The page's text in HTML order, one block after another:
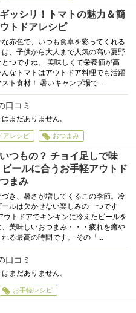
ッシリ！トマトの魅力＆簡
トドアレシピ
な赤色で、いつも食卓を彩ってくれる
は、子供から大人まで人気の高い夏野
とつですね。 美味しくて栄養価が高
んなトマトはアウトドア料理でも活躍
スト食材！ 暑いキャンプ場で...
口コミ
まだありません。
アレシピ おつまみ
つもの？ チョイ足しで味
ビールに合うお手軽アウトド
まみ
づき、暑さが増してくるこの季節。冷
ールは欠かせない楽しみの一つです
ウトドアでキンキンに冷えたビールを
、美味しいおつまみ・・・疲れを癒や
れる最高の時間です。 その「...
口コミ
まだありません。
お手軽レシピ